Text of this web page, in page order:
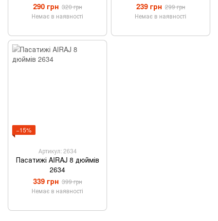
290 грн 320 грн
Немає в наявності
239 грн 299 грн
Немає в наявності
−15%
Артикул: 2634
Пасатижі AIRAJ 8 дюймів
2634
339 грн 399 грн
Немає в наявності